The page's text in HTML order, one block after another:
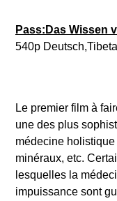
Pass:Das Wissen
540p
Le premier film à
une des plus
médecine
minéraux, etc.
lesquelles la
impuissance sont